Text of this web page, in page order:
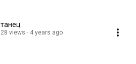
танец
28 views 4 years ago